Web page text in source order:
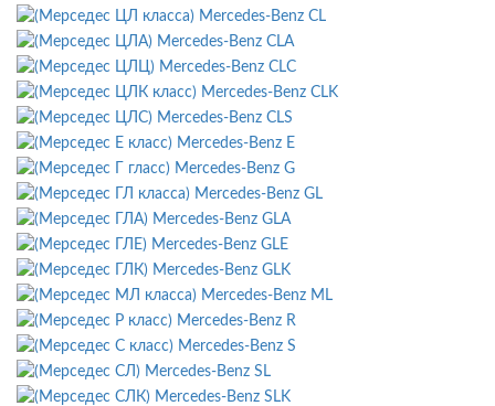
Mercedes-Benz CL
Mercedes-Benz CLA
Mercedes-Benz CLC
Mercedes-Benz CLK
Mercedes-Benz CLS
Mercedes-Benz E
Mercedes-Benz G
Mercedes-Benz GL
Mercedes-Benz GLA
Mercedes-Benz GLE
Mercedes-Benz GLK
Mercedes-Benz ML
Mercedes-Benz R
Mercedes-Benz S
Mercedes-Benz SL
Mercedes-Benz SLK